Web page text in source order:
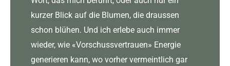
kurzer Blick auf die Blumen, die draussen
schon blühen. Und ich erlebe auch immer
wieder, wie «Vorschussvertrauen» Energie
generieren kann, wo vorher vermeintlich gar